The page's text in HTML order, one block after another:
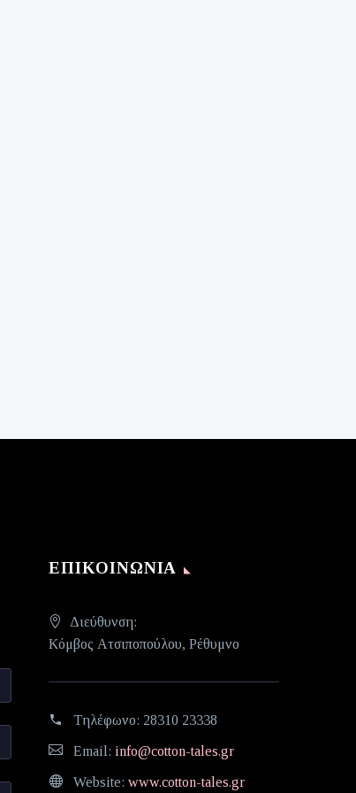
ΕΠΙΚΟΙΝΩΝΊΑ
Διεύθυνση:
Κόμβος Ατσιποπούλου, Ρέθυμνο
Τηλέφωνο: 28310 23338
Email: info@cotton-tales.gr
Website: www.cotton-tales.gr